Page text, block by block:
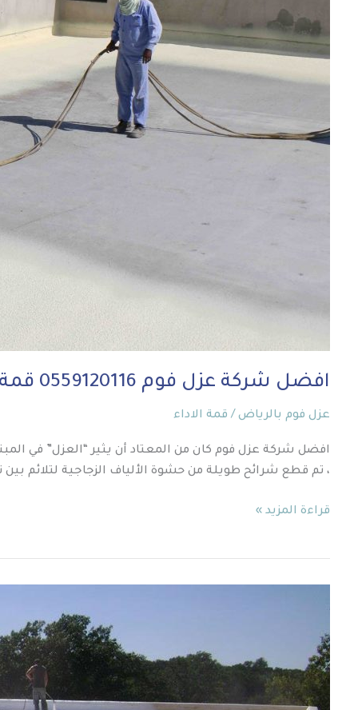
افضل شركة عزل فوم 0559120116 قمة الاداء
عزل فوم بالرياض / قمة الاداء
افضل شركة عزل فوم كان من المعتاد أن يثير “العزل” في
، تم قطع شرائح طويلة من حشوة الألياف الزجاجية لتلائم
قراءة المزيد »
بحي
الياسمين
بالرياض
0559120116